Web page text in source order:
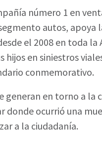
número 1 en
autos, apoya
el 2008 en toda
hijos en siniestros
conmemorativo.
generan en torno a
donde ocurrió una
a la ciudadanía.